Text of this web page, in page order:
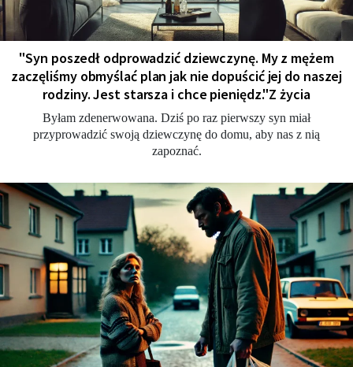
"Syn poszedł odprowadzić dziewczynę. My z mężem
zaczęliśmy obmyślać plan jak nie dopuścić jej do naszej
rodziny. Jest starsza i chce pieniędz."Z życia
Byłam zdenerwowana. Dziś po raz pierwszy syn miał
przyprowadzić swoją dziewczynę do domu, aby nas z nią
zapoznać.